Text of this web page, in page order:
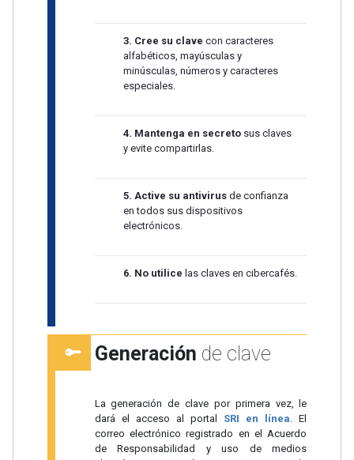
3. Cree su clave con caracteres
alfabéticos, mayúsculas y
minúsculas, números y caracteres
especiales.
4. Mantenga en secretosus claves
y evite compartirlas.
5. Active su antivirusde confianza
en todos sus dispositivos
electrónicos.
6. No utilice las claves en cibercafés.
Generación de clave
La generación de clave por primera vez, le
dará el acceso al portal SRI en línea . El
correo electrónico registrado en el Acuerdo
de Responsabilidad y uso de medios